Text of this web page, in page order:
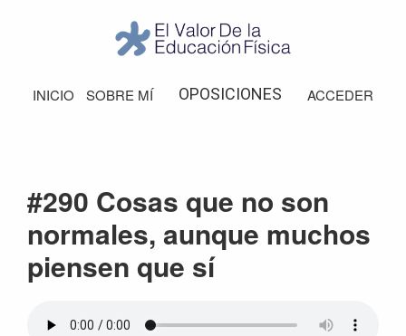
navegación
principal
barra
Valor
de
INICIO SOBRE MÍ OPOSICIONES ACCEDER
#290 Cosas que no son
normales, aunque muchos
piensen que sí